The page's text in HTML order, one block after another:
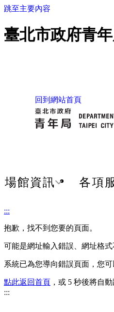
跳至主要內容
臺北市政府青
回到網站首頁
場館資訊 各項
:::
抱歉，找不到您要的頁面。
可能是網址輸入錯誤、網址格
系統已為您導向錯誤頁面，您可
點此返回首頁 ，或 5 秒後將自動
:::